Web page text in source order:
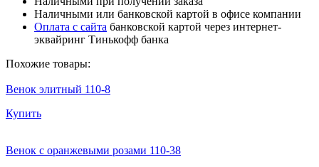
Наличными или банковской картой в офисе компании
Оплата с сайта банковской картой через интернет-
эквайринг Тинькофф банка
Похожие товары:
Венок элитный 110-8
Купить
Венок с оранжевыми розами 110-38